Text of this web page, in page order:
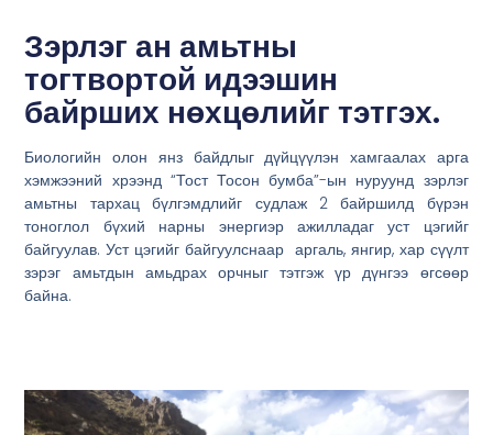
Зэрлэг ан амьтны
тогтвортой идээшин
байрших нөхцөлийг тэтгэх.
Биологийн олон янз байдлыг дүйцүүлэн хамгаалах арга
хэмжээний хрээнд “Тост Тосон бумба”-ын нуруунд зэрлэг
амьтны тархац бүлгэмдлийг судлаж 2 байршилд бүрэн
тоноглол бүхий нарны энергиэр ажилладаг уст цэгийг
байгуулав. Уст цэгийг байгуулснаар аргаль, янгир, хар сүүлт
зэрэг амьтдын амьдрах орчныг тэтгэж үр дүнгээ өгсөөр
байна.